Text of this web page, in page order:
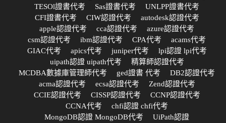
TESOl證書代考
Sas證書代考
UNLPP證書代考
CFI證書代考
CIW認證代考
autodesk認證代考
apple認證代考
cca認證代考
azure認證代考
csm認證代考
ibm認證代考 CPA代考
acams代考
GIAC代考
apics代考 juniper代考
lpi認證 lpi代考
uipath認證 uipath代考
精算師認證代考
MCDBA數據庫管理師代考
ged證書 代考
DB2認證代考
acma認證代考
ecsa認證代考
Zend認證代考
CCIE認證代考
CISSP認證代考
CCNP認證代考
CCNA代考
chfi認證 chfi代考
MongoDB認證 MongoDB代考
UiPath認證